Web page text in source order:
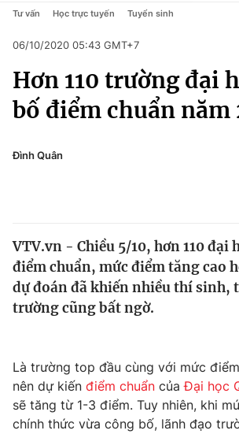
Chuyên mục
Chính trị
Thế giới
Tin tức
Câu chuyện quốc tế
Tài chính
Thị trường
Góc doanh nghiệp
Dữ liệu và đời sống
Truyền hình
Chính trị
Pháp luật
Kinh tế
Thể thao
Truyền hình
Y tế
Tư vấn Học trực tuyến Tuyển sinh
06/10/2020 05:43 GMT+7
Hơn 110 trường đại
bố điểm chuẩn năm
Đình Quân
VTV.vn - Chiều 5/10, hơn 110 đại
điểm chuẩn, mức điểm tăng cao
dự đoán đã khiến nhiều thí sinh,
trường cũng bất ngờ.
Là trường top đầu cùng với mức
nên dự kiến điểm chuẩn củaĐại học
sẽ tăng từ 1-3 điểm. Tuy nhiên, khi
chính thức vừa công bố, lãnh đạo